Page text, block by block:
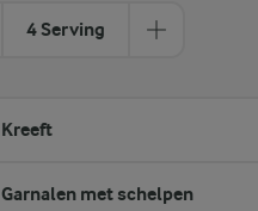
4 Serving
Kreeft
Garnalen met schelpen